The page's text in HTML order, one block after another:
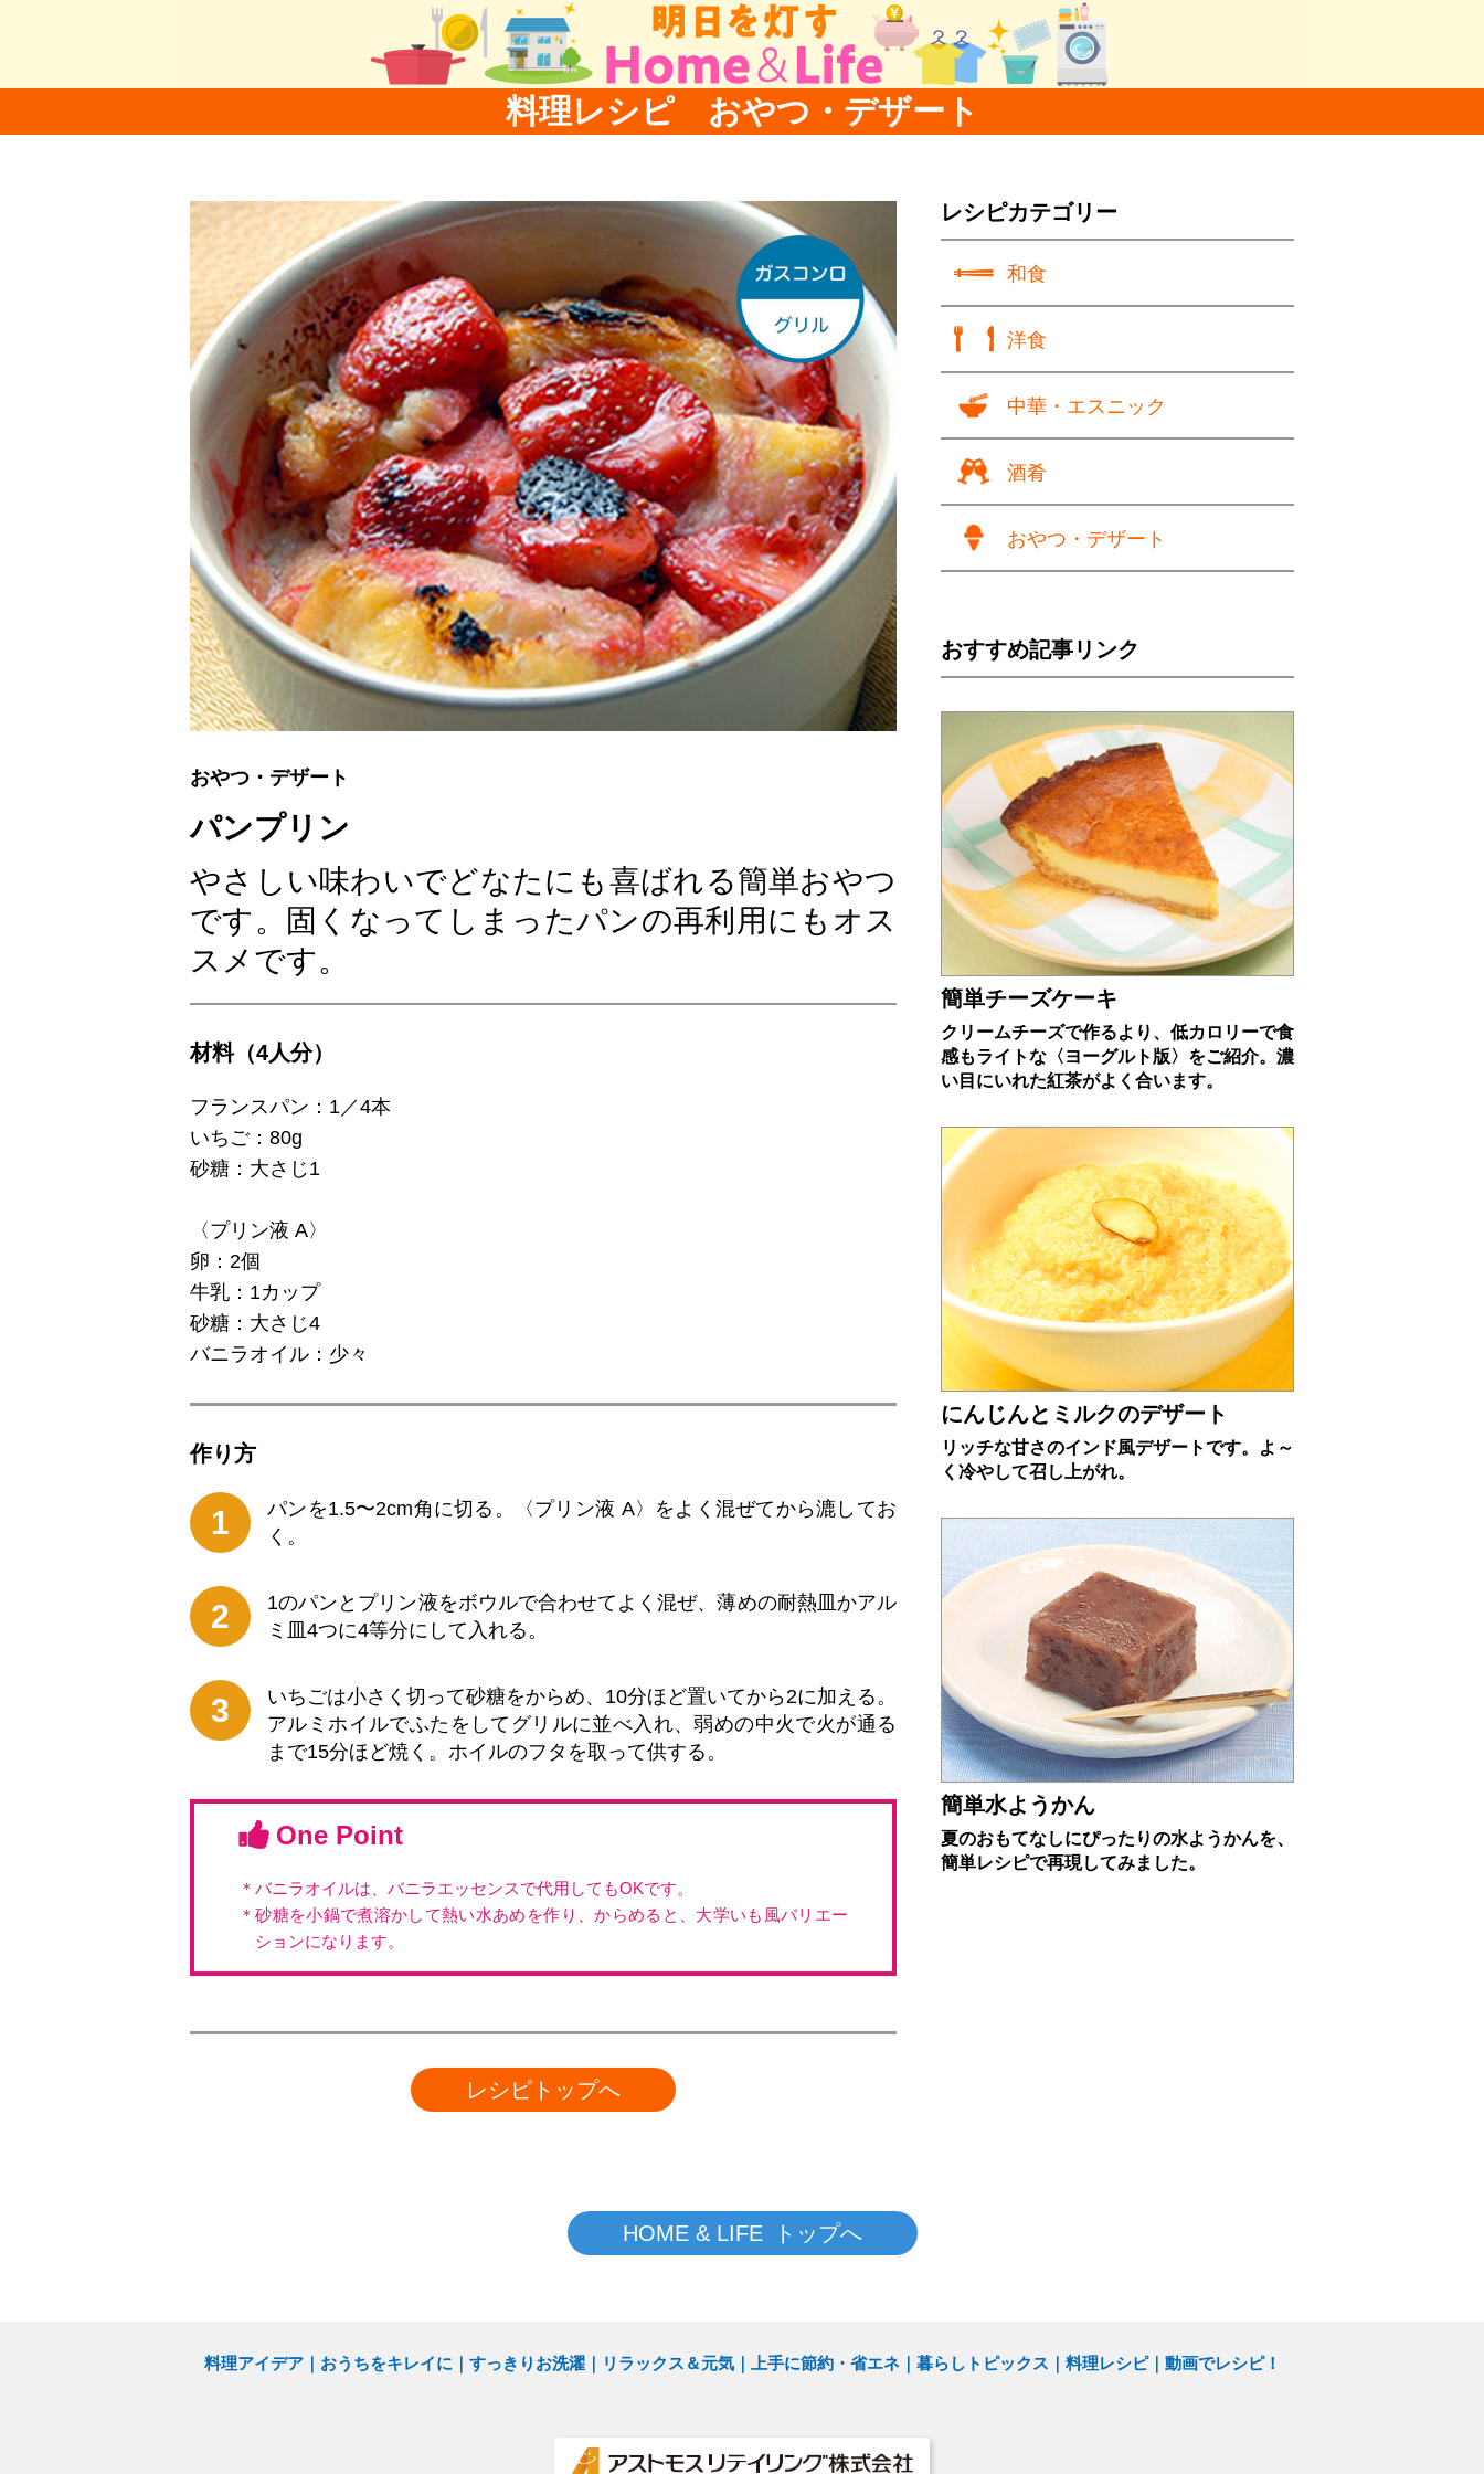
料理レシピ おやつ・デザート
レシピカテゴリー
和食
洋食
中華・エスニック
酒肴
おやつ・デザート
おすすめ記事リンク
簡単チーズケーキ
クリームチーズで作るより、低カロリーで食
感もライトな〈ヨーグルト版〉をご紹介。濃
い目にいれた紅茶がよく合います。
にんじんとミルクのデザート
リッチな甘さのインド風デザートです。よ～
く冷やして召し上がれ。
簡単水ようかん
夏のおもてなしにぴったりの水ようかんを、
簡単レシピで再現してみました。
おやつ・デザート
パンプリン
やさしい味わいでどなたにも喜ばれる簡単おやつ
です。固くなってしまったパンの再利用にもオス
スメです。
材料（4人分）
フランスパン：1／4本
いちご：80g
砂糖：大さじ1
〈プリン液 A〉
卵：2個
牛乳：1カップ
砂糖：大さじ4
バニラオイル：少々
作り⽅
1
パンを1.5〜2cm角に切る。〈プリン液 A〉をよく混ぜてから漉してお
く。
2
1のパンとプリン液をボウルで合わせてよく混ぜ、薄めの耐熱皿かアル
ミ皿4つに4等分にして入れる。
3
いちごは小さく切って砂糖をからめ、10分ほど置いてから2に加える。
アルミホイルでふたをしてグリルに並べ入れ、弱めの中火で火が通る
まで15分ほど焼く。ホイルのフタを取って供する。
One Point
＊バニラオイルは、バニラエッセンスで代用してもOKです。
＊砂糖を小鍋で煮溶かして熱い水あめを作り、からめると、大学いも風バリエー
ションになります。
レシピトップへ
HOME & LIFE トップへ
料理アイデア おうちをキレイに すっきりお洗濯 リラックス＆元気 上手に節約・省エネ 暮らしトピックス 料理レシピ 動画でレシピ！